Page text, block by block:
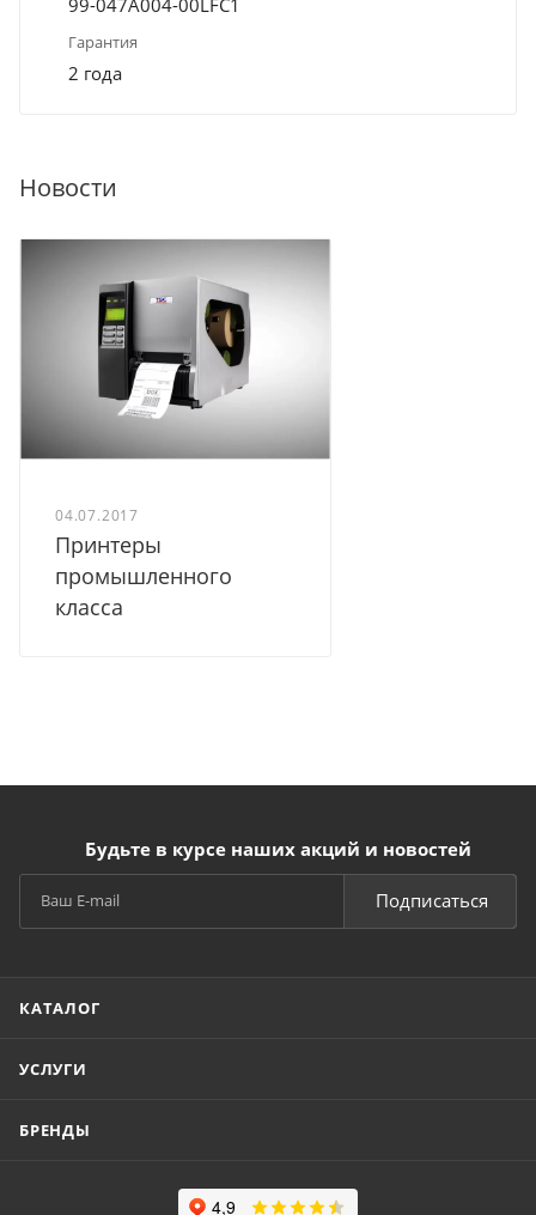
99-047A004-00LFC1
Гарантия
2 года
Новости
04.07.2017
Принтеры
промышленного
класса
Будьте в курсе наших акций и новостей
Подписаться
КАТАЛОГ
УСЛУГИ
БРЕНДЫ